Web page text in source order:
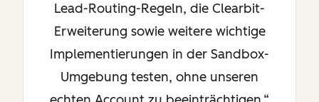
Lead-Routing-Regeln, die Clearbit-
Erweiterung sowie weitere wichtige
Implementierungen in der Sandbox-
Umgebung testen, ohne unseren